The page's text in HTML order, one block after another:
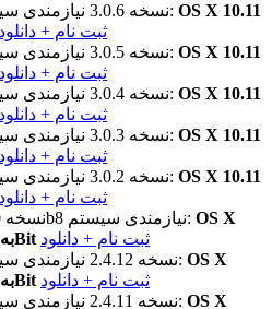
نسخه 3.0.6نیازمندی سیستم: OS X 10.11
ثبت نام + دانلود
نسخه 3.0.5نیازمندی سیستم: OS X 10.11
ثبت نام + دانلود
نسخه 3.0.4نیازمندی سیستم: OS X 10.11
ثبت نام + دانلود
نسخه 3.0.3نیازمندی سیستم: OS X 10.11
ثبت نام + دانلود
نسخه 3.0.2نیازمندی سیستم: OS X 10.11
ثبت نام + دانلود
نسخه 3.0.0b8 نیازمندی سیستم: OS X
10.11 به بعد و پردازنده 64Bit ثبت نام + دانلود
نسخه 2.4.12نیازمندی سیستم: OS X
10.11 به بعد و پردازنده 64Bit ثبت نام + دانلود
نسخه 2.4.11نیازمندی سیستم: OS X